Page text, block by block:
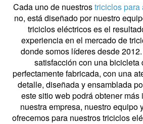
Cada uno de nuestrostriciclos para
no, está diseñado por nuestro
triciclos eléctricos es el
experiencia en el mercado de
donde somos líderes desde
satisfacción con una bicicleta
perfectamente fabricada, con una
detalle, diseñada y ensamblada
este sitio web podrá obtener más
nuestra empresa, nuestro equipo
ofrecemos para nuestros triciclos